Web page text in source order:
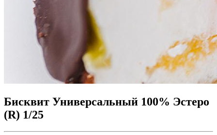
Бисквит Универсальный 100% Эстеро
(R) 1/25